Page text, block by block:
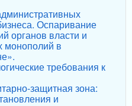
Оспаривание
органов власти и
монополий в
требования к
защитная зона:
и